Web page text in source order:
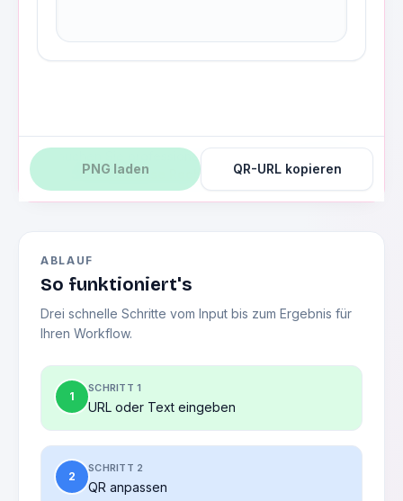
PNG laden QR-URL kopieren
Brauchen Sie professionelle Rechnungen?
Sie kostenlose Rechnungen mit Invoicey.
ABLAUF
So funktioniert's
Drei schnelle Schritte vom Input bis zum Ergebnis für
Ihren Workflow.
1
SCHRITT 1
URL oder Text eingeben
2
SCHRITT 2
QR anpassen